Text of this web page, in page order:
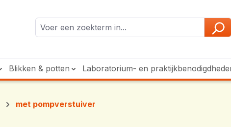
Blikken & potten Laboratorium- en
met pompverstuiver